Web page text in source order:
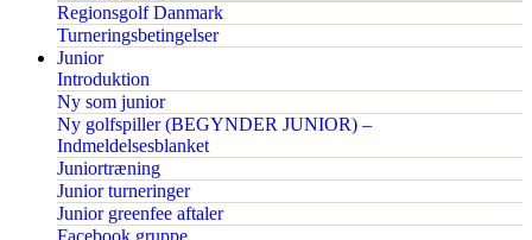
Regionsgolf Danmark
Turneringsbetingelser
Junior
Introduktion
Ny som junior
Ny golfspiller (BEGYNDER JUNIOR) –
Indmeldelsesblanket
Juniortræning
Junior turneringer
Junior greenfee aftaler
Facebook gruppe